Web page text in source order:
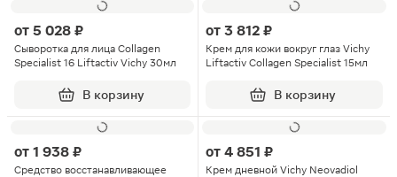
от 5 028 ₽
Сыворотка для лица Collagen
Specialist 16 Liftactiv Vichy 30мл
В корзину
от 3 812 ₽
Крем для кожи вокруг глаз Vichy
Liftactiv Collagen Specialist 15мл
В корзину
от 1 938 ₽
Средство восстанавливающее
от 4 851 ₽
Крем дневной Vichy Neovadiol